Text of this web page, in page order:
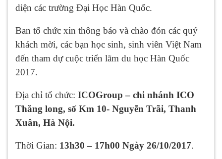
diện các trường Đại Học Hàn Quốc.
Ban tổ chức xin thông báo và chào đón các quý
khách mời, các bạn học sinh, sinh viên Việt Nam
đến tham dự cuộc triển lãm du học Hàn Quốc
2017.
Địa chỉ tổ chức: ICOGroup – chi nhánh ICO
Thăng long, số Km 10- Nguyễn Trãi, Thanh
Xuân, Hà Nội.
Thời Gian: 13h30 – 17h00 Ngày 26/10/2017.